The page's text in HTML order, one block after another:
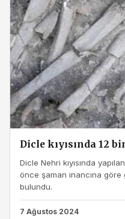
Dicle kıyısında 12
Dicle Nehri kıyısında
önce şaman inancına göre
bulundu.
7 Ağustos 2024